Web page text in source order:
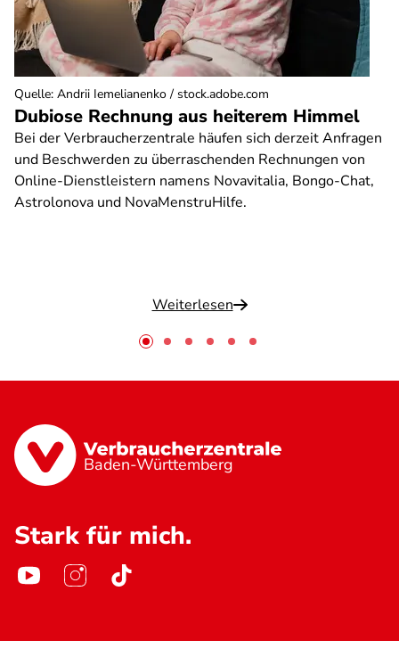
Dubiose Rechnung aus heiterem Himmel
Bei der Verbraucherzentrale häufen sich derzeit Anfragen
und Beschwerden zu überraschenden Rechnungen von
Online-Dienstleistern namens Novavitalia, Bongo-Chat,
Astrolonova und NovaMenstruHilfe.
Weiterlesen
Quelle: Andrii Iemelianenko / stock.adobe.com
Baden-Württemberg
Stark für mich.